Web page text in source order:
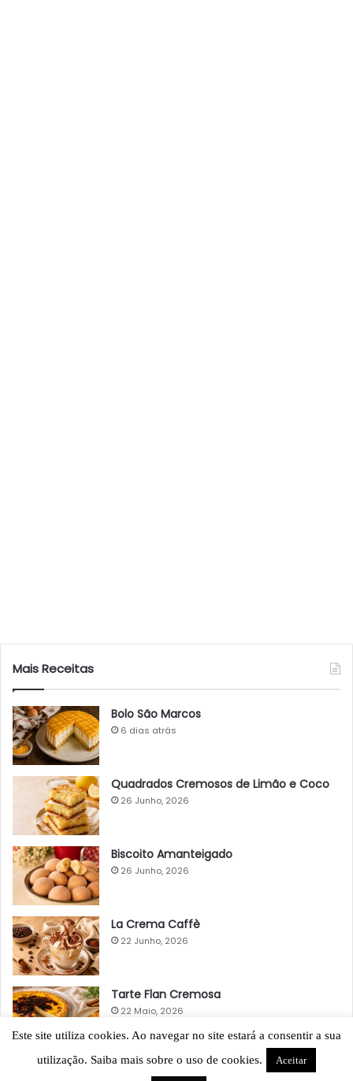
Mais Receitas
Bolo São Marcos
6 dias atrás
Quadrados Cremosos de Limão e Coco
26 Junho, 2026
Biscoito Amanteigado
26 Junho, 2026
La Crema Caffè
22 Junho, 2026
Tarte Flan Cremosa
22 Maio, 2026
Este site utiliza cookies. Ao navegar no site estará a consentir a sua
utilização. Saiba mais sobre o uso de cookies.
Aceitar